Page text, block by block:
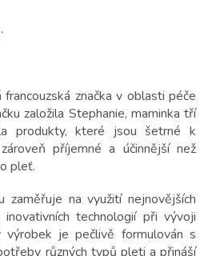
značka v oblasti péče
založila Stephanie, maminka tří
produkty, které jsou šetrné k
příjemné a účinnější než
pleť.
zaměřuje na využití nejnovějších
technologií při vývoji
výrobek je pečlivě formulován s
různých typů pleti a přináší